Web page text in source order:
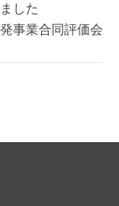
した
事業合同評価会